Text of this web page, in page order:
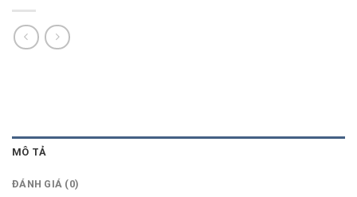
MÔ TẢ
ĐÁNH GIÁ (0)